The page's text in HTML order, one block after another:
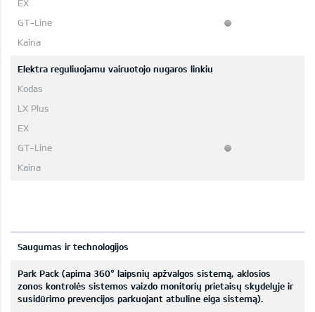
Elektra reguliuojamu vairuotojo nugaros linkiu
Saugumas ir technologijos
Park Pack (apima 360° laipsnių apžvalgos sistemą, aklosios
zonos kontrolės sistemos vaizdo monitorių prietaisų skydelyje ir
susidūrimo prevencijos parkuojant atbuline eiga sistemą).